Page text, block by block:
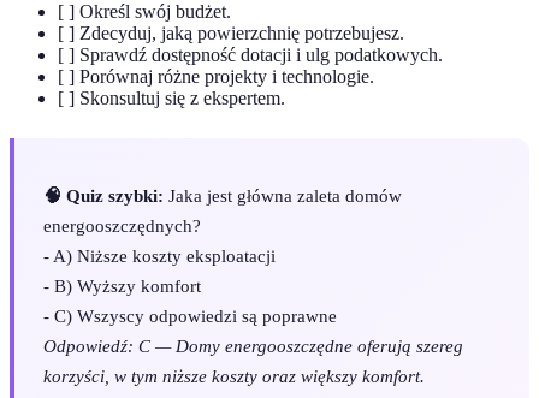
[ ] Określ swój budżet.
[ ] Zdecyduj, jaką powierzchnię potrzebujesz.
[ ] Sprawdź dostępność dotacji i ulg podatkowych.
[ ] Porównaj różne projekty i technologie.
[ ] Skonsultuj się z ekspertem.
🧠 Quiz szybki: Jaka jest główna zaleta domów
energooszczędnych?
- A) Niższe koszty eksploatacji
- B) Wyższy komfort
- C) Wszyscy odpowiedzi są poprawne
Odpowiedź: C — Domy energooszczędne oferują szereg
korzyści, w tym niższe koszty oraz większy komfort.